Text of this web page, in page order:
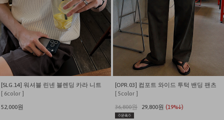
[SLG.14] 워셔블 린넨 블렌딩 카라 니트
[ 6color ]
52,000원
[OPR.03] 컴포트 와이드 투턱 밴딩 팬츠
[ 5color ]
36,800원
29,800원 (19%↓)